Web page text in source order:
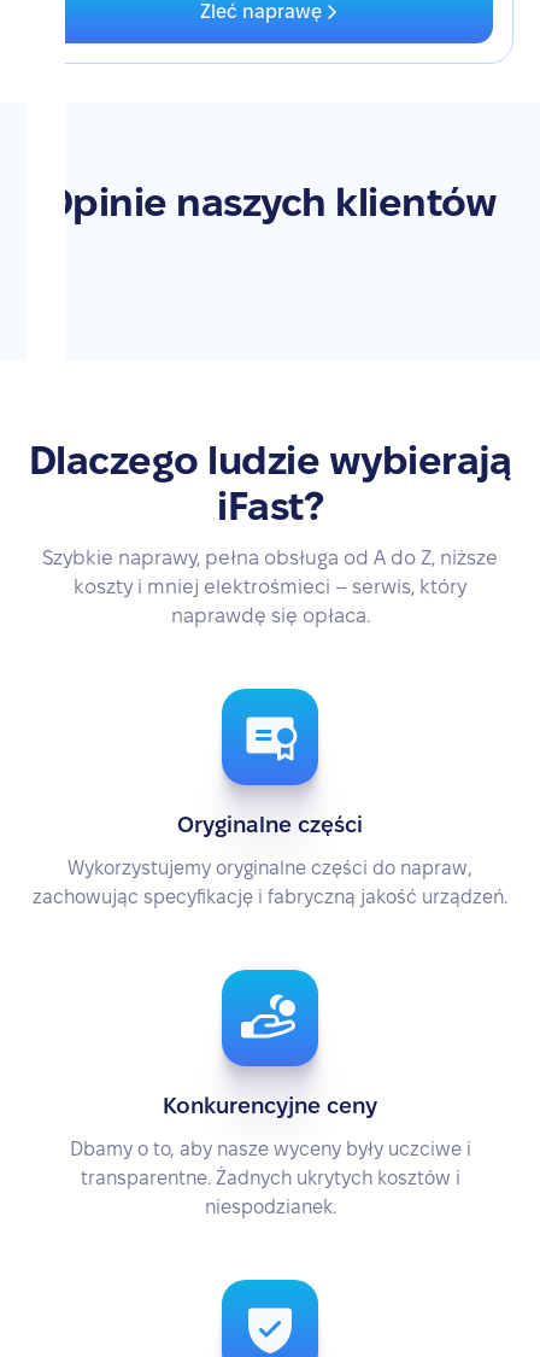
Zleć naprawę
Opinie naszych klientów
Dlaczego ludzie wybierają
iFast?
Szybkie naprawy, pełna obsługa od A do Z, niższe
koszty i mniej elektrośmieci – serwis, który
naprawdę się opłaca.
Oryginalne części
Wykorzystujemy oryginalne części do napraw,
zachowując specyfikację i fabryczną jakość urządzeń.
Konkurencyjne ceny
Dbamy o to, aby nasze wyceny były uczciwe i
transparentne. Żadnych ukrytych kosztów i
niespodzianek.